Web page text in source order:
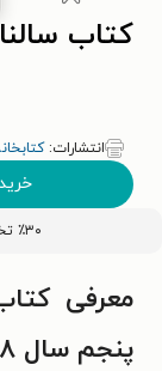
کتاب
انتشارات:
٪۳۰ تخفیف اولین خرید کتاب با کد
معرفی
پنجم سال ۱۳۳۸